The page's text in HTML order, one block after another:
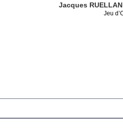
Jacques
Jeu